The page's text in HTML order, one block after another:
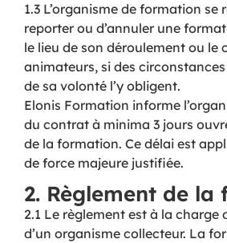
1.3 L’organisme de formation se
reporter ou d’annuler une
le lieu de son déroulement ou le
animateurs, si des
de sa volonté l’y obligent.
Elonis Formation informe
du contrat à minima 3 jours
de la formation. Ce délai est
de force majeure justifiée.
2. Règlement de la
2.1 Le règlement est à la charge
d’un organisme collecteur. La